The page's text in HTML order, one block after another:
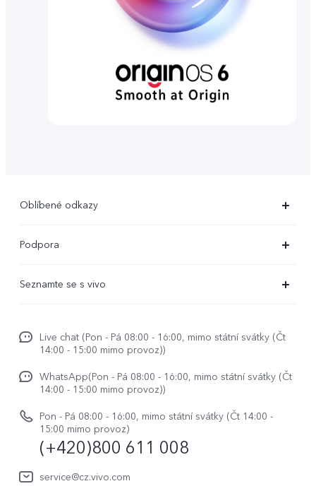
Oblíbené odkazy
X300
Y29s
Podpora
Funtouch OS
Požádat o opravu
Aktualizace systému
Uživatelský manuál
Protokol aktualizace
Seznamte se s vivo
Život ve vivo
Etiketa ve vivo
Právní upozornění
Udržitelnost
Live chat (Pon - Pá 08:00 - 16:00, mimo státní svátky (Čt
14:00 - 15:00 mimo provoz))
WhatsApp(Pon - Pá 08:00 - 16:00, mimo státní svátky (Čt
14:00 - 15:00 mimo provoz))
Pon - Pá 08:00 - 16:00, mimo státní svátky (Čt 14:00 -
15:00 mimo provoz)
(+420)800 611 008
service@cz.vivo.com